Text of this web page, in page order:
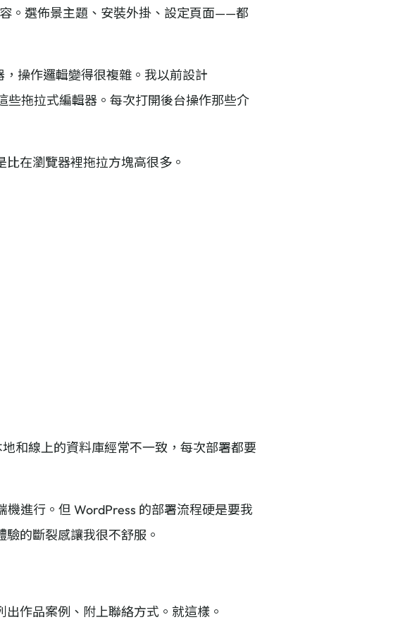
。選佈景主題、安裝外掛、設定頁面——都
操作邏輯變得很複雜。我以前設計
些拖拉式編輯器。每次打開後台操作那些介
在瀏覽器裡拖拉方塊高很多。
和線上的資料庫經常不一致，每次部署都要
進行。但 WordPress 的部署流程硬是要我
的斷裂感讓我很不舒服。
作品案例、附上聯絡方式。就這樣。